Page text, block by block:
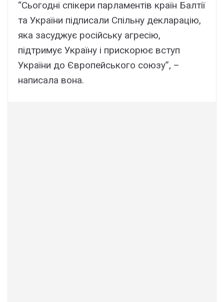
“Сьогодні спікери парламентів країн Балтії
та України підписали Спільну декларацію,
яка засуджує російську агресію,
підтримує Україну і прискорює вступ
України до Європейського союзу”, –
написала вона.